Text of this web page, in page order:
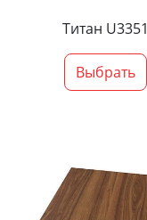
Титан U3351
Выбрать